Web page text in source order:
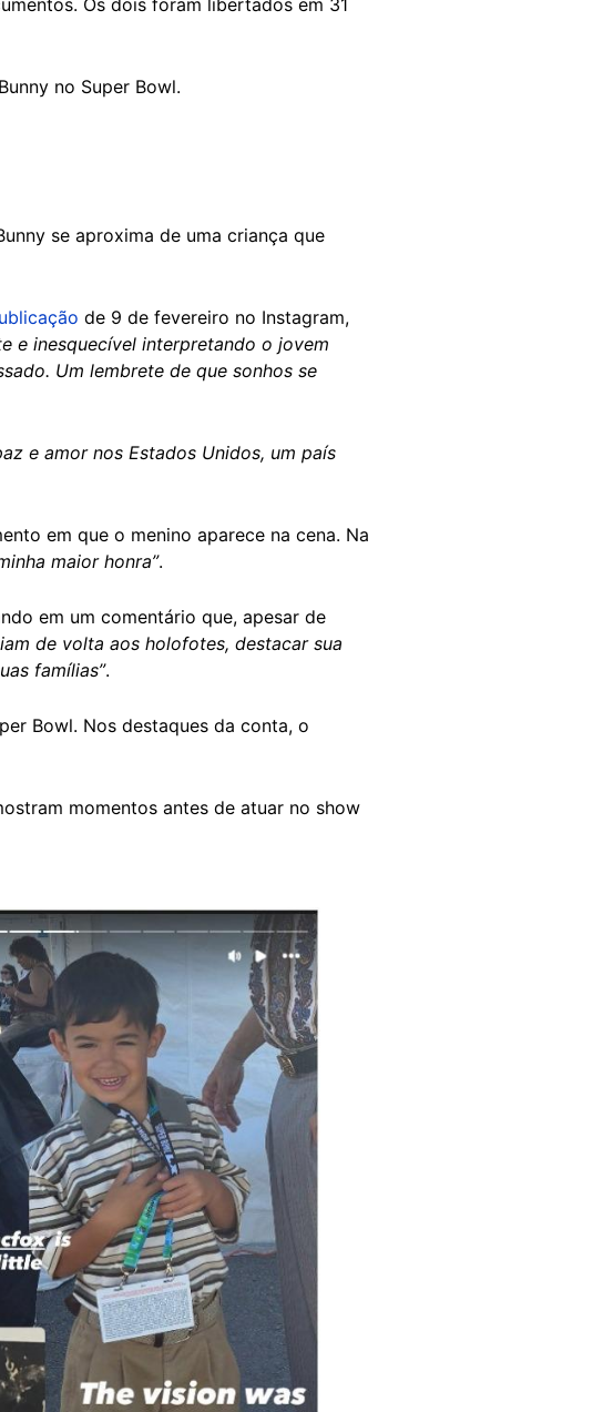
no Super Bowl.
se aproxima de uma criança que
de 9 de fevereiro no Instagram,
e inesquecível interpretando o jovem
Um lembrete de que sonhos se
e amor nos Estados Unidos, um país
em que o menino aparece na cena. Na
maior honra”.
em um comentário que, apesar de
de volta aos holofotes, destacar sua
famílias”.
Bowl. Nos destaques da conta, o
momentos antes de atuar no show